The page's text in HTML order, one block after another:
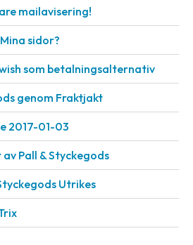
mailavisering!
sidor?
som betalningsalternativ
genom Fraktjakt
2017-01-03
Pall & Styckegods
Utrikes